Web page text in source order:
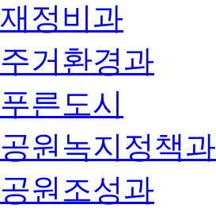
재정비과
주거환경과
푸른도시
공원녹지정책과
공원조성과